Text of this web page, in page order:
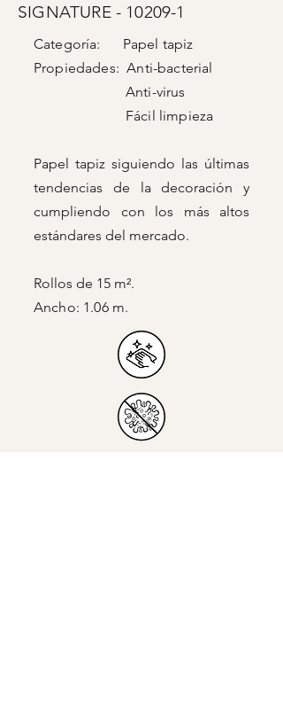
SIGNATURE - 10209-1
Categoría: Papel tapiz
Propiedades: Anti-bacterial
Anti-virus
Fácil limpieza
Papel tapiz siguiendo las últimas
tendencias de la decoración y
cumpliendo con los más altos
estándares del mercado.
Rollos de 15 m².
Ancho: 1.06 m.